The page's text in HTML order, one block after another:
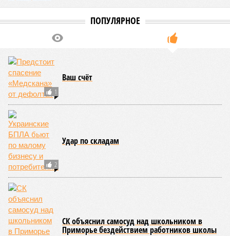
ПОПУЛЯРНОЕ
1
Ваш счёт
2
Удар по складам
СК объяснил самосуд над школьником в
Приморье бездействием работников школы